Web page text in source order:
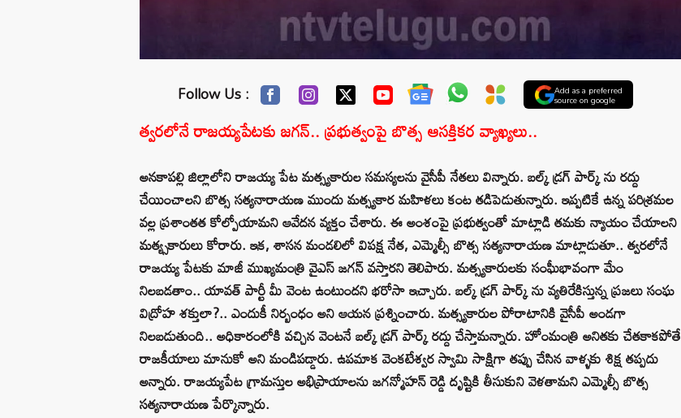
Follow Us : Add as a preferred
source on google
త్వరలోనే రాజయ్యపేటకు జగన్.. ప్రభుత్వంపై బొత్స ఆసక్తికర వ్యాఖ్యలు..
అనకాపల్లి జిల్లాలోని రాజయ్య పేట మత్స్యకారుల సమస్యలను వైసీపీ నేతలు విన్నారు. బల్క్ డ్రగ్ పార్క్ ను రద్దు
చేయించాలని బొత్స సత్యనారాయణ ముందు మత్స్యకార మహిళలు కంట తడిపెడుతున్నారు. ఇప్పటికే ఉన్న పరిశ్రమల
వల్ల ప్రశాంతత కోల్పోయామని ఆవేదన వ్యక్తం చేశారు. ఈ అంశంపై ప్రభుత్వంతో మాట్లాడి తమకు న్యాయం చేయాలని
మత్య్సకారులు కోరారు. ఇక, శాసన మండలిలో విపక్ష నేత, ఎమ్మెల్సీ బొత్స సత్యనారాయణ మాట్లాడుతూ.. త్వరలోనే
రాజయ్య పేటకు మాజీ ముఖ్యమంత్రి వైఎస్ జగన్ వస్తారని తెలిపారు. మత్స్యకారులకు సంఘీభావంగా మేం
నిలబడతాం.. యావత్ పార్టీ మీ వెంట ఉంటుందని భరోసా ఇచ్చారు. బల్క్ డ్రగ్ పార్క్ ను వ్యతిరేకిస్తున్న ప్రజలు సంఘ
విద్రోహ శక్తులా?.. ఎందుకీ నిర్బంధం అని ఆయన ప్రశ్నించారు. మత్స్యకారుల పోరాటానికి వైసీపీ అండగా
నిలబడుతుంది.. అధికారంలోకి వచ్చిన వెంటనే బల్క్ డ్రగ్ పార్క్ రద్దు చేస్తామన్నారు. హోంమంత్రి అనితకు చేతకాకపోతే
రాజకీయాలు మానుకో అని మండిపడ్డారు. ఉపమాక వెంకటేశ్వర స్వామి సాక్షిగా తప్పు చేసిన వాళ్ళకు శిక్ష తప్పదు
అన్నారు. రాజయ్యపేట గ్రామస్తుల అభిప్రాయాలను జగన్మోహన్ రెడ్డి దృష్టికి తీసుకుని వెళతామని ఎమ్మెల్సీ బొత్స
సత్యనారాయణ పేర్కొన్నారు.